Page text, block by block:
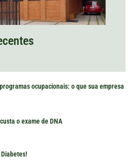
ocupacionais: o que sua empresa
o exame de DNA